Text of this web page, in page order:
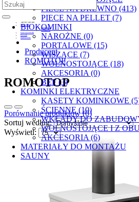
+48 501 549 300
Moje konto
Rejestracja
Zaloguj się
Lista życzeń (0)
Koszyk
Zamówienie
PIECE NA DREWNO (413)
PIECE NA PELLET (7)
BIOKOMINKI
NAROŻNE (0)
PORTALOWE (15)
WISZĄCE (7)
WOLNOSTOJĄCE (18)
AKCESORIA (0)
BEF (3)
KOMINKI ELEKTRYCZNE
KASETY KOMINKOWE
ŚCIENNE (10)
WKŁADY DO
WOLNOSTOJĄCE I Z
AKCESORIA (6)
MATERIAŁY DO MONTAŻU
SAUNY
Producent
ROMOTOP
ROMOTOP
Porównanie produktów (0)
Sortuj według:
Wyświetl: